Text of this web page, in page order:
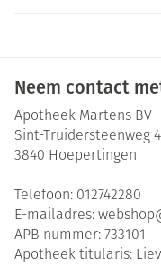
Neem contact
Apotheek Martens BV
Sint-Truidersteenweg
3840 Hoepertingen
Telefoon: 012742280
E-mailadres:
APB nummer: 733101
Apotheek titularis: